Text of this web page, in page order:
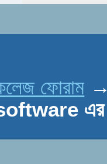
ফোরাম
এর